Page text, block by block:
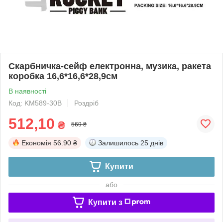
Скарбничка-сейф електронна, музика, ракета
коробка 16,6*16,6*28,9см
В наявності
Код: KM589-30B
Роздріб
512,10 ₴ 569 ₴
Економія 56.90 ₴ Залишилось 25 днів
Купити
або
Купити з